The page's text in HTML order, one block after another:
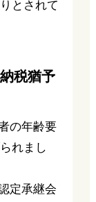
とされて
税猶予
の年齢要
れまし
定承継会